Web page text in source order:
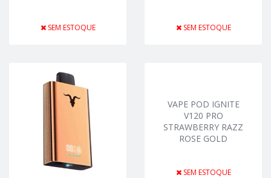
SEM ESTOQUE SEM ESTOQUE
VAPE POD IGNITE
V120 PRO
STRAWBERRY RAZZ
ROSE GOLD
SEM ESTOQUE